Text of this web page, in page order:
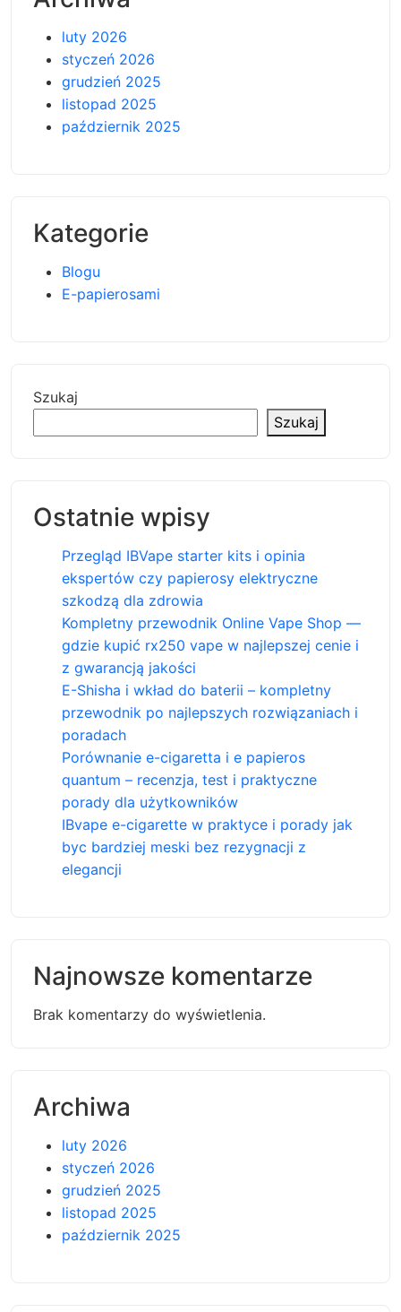
luty 2026
styczeń 2026
grudzień 2025
listopad 2025
październik 2025
Kategorie
Blogu
E-papierosami
Szukaj
Szukaj
Ostatnie wpisy
Przegląd IBVape starter kits i opinia
ekspertów czy papierosy elektryczne
szkodzą dla zdrowia
Kompletny przewodnik Online Vape Shop —
gdzie kupić rx250 vape w najlepszej cenie i
z gwarancją jakości
E-Shisha i wkład do baterii – kompletny
przewodnik po najlepszych rozwiązaniach i
poradach
Porównanie e-cigaretta i e papieros
quantum – recenzja, test i praktyczne
porady dla użytkowników
IBvape e-cigarette w praktyce i porady jak
byc bardziej meski bez rezygnacji z
elegancji
Najnowsze komentarze
Brak komentarzy do wyświetlenia.
Archiwa
luty 2026
styczeń 2026
grudzień 2025
listopad 2025
październik 2025